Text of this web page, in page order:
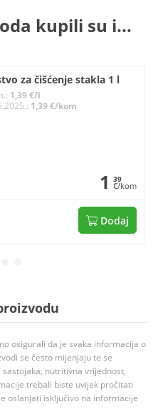
kupili su i...
za čišćenje stakla 1 l
1,39 €/l
1,39 €/kom
1 39
€/kom
Dodaj
osigurali da je svaka informacija o
se često mijenjaju te se
nutritivna vrijednost,
trebali biste uvijek pročitati
oslanjati isključivo na informacije